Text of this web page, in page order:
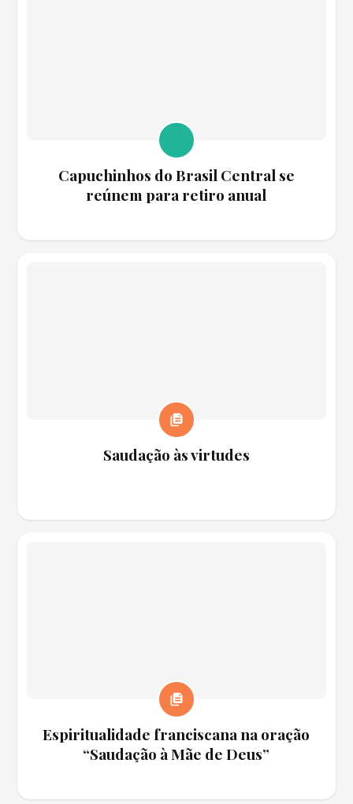
Capuchinhos do Brasil Central se
reúnem para retiro anual
Saudação às virtudes
Espiritualidade franciscana na oração
“Saudação à Mãe de Deus”